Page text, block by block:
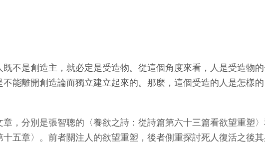
不是創造主，就必定是受造物。從這個角度來看，人是受造物
能離開創造論而獨立建立起來的。那麼，這個受造的人是怎樣
分別是張智聰的〈養欲之詩：從詩篇第六十三篇看欲望重塑
五章〉。前者關注人的欲望重塑，後者側重探討死人復活之後其